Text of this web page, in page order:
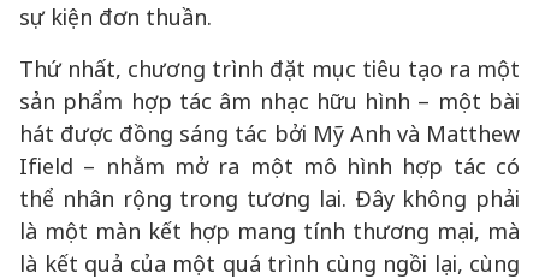
sự kiện đơn thuần.
Thứ nhất, chương trình đặt mục tiêu tạo ra một
sản phẩm hợp tác âm nhạc hữu hình – một bài
hát được đồng sáng tác bởi Mỹ Anh và Matthew
Ifield – nhằm mở ra một mô hình hợp tác có
thể nhân rộng trong tương lai. Đây không phải
là một màn kết hợp mang tính thương mại, mà
là kết quả của một quá trình cùng ngồi lại, cùng